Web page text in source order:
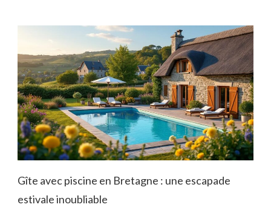
Gîte avec piscine en Bretagne : une escapade
estivale inoubliable